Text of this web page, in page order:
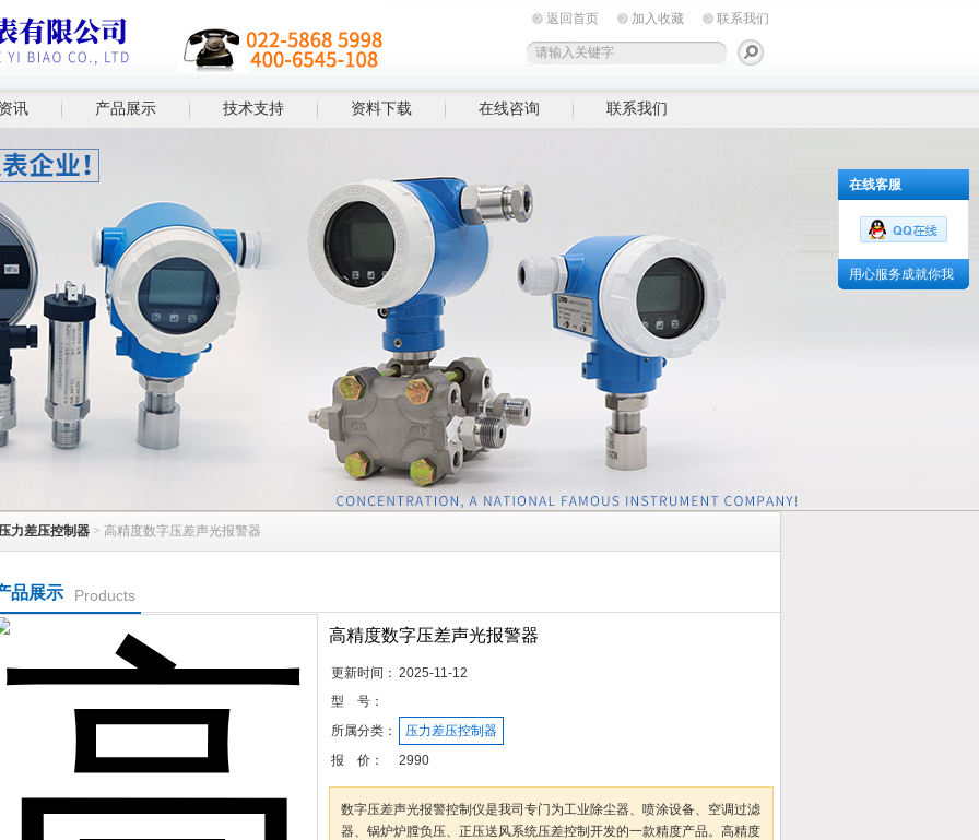
返回首页 加入收藏 联系我们
讯 产品展示 技术支持 资料下载 在线咨询 联系我们
力差压控制器 > 高精度数字压差声光报警器
品展示 Products
高精度数字压差声光报警器
更新时间： 2025-11-12
型 号：
所属分类：
压力差压控制器
报 价：
2990
数字压差声光报警控制仪是我司专门为工业除尘器、喷涂设备、空调过滤
器、锅炉炉膛负压、正压送风系统压差控制开发的一款精度产品。高精度
在线客服
用心服务成就你我